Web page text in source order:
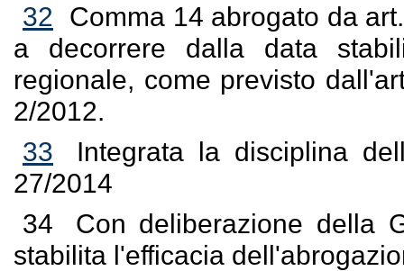
32 Comma 14 abrogato da
a decorrere dalla data
regionale, come previsto
2/2012.
33
Integrata la disciplina
27/2014
34
Con deliberazione della
stabilita l'efficacia